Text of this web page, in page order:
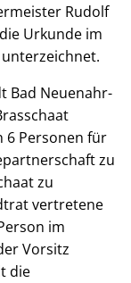
Rudolf
Urkunde im
Bad Neuenahr-
6 Personen für
zu
zu
vertretene
im
Vorsitz
die